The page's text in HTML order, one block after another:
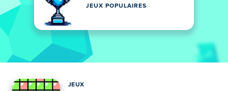
JEUX POPULAIRES
JEUX